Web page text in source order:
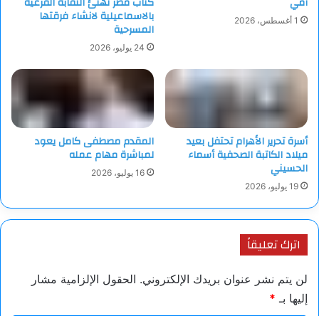
تركيا الذي يعود إلى 9500 عام قبل الميلاد، وهرم غونونغ بادانغ في
إندونيسيا الذي قد يكون أقدم من ذلك بكثير.
وهذه الاكتشافات مجتمعة تفتح الباب أمام إمكانية إعادة كتابة تاريخ
الحضارة البشرية، وتطرح أسئلة محيرة عن قدرات المجتمعات
القديمة التي سبقت الحضارات المعروفة.
ويبقى نصب يوناغوني أحد أكثر الألغاز الأثرية إثارة في عصرنا. وسواء
أكان من صنع الطبيعة أم الإنسان، فإنه يحمل في طياته إمكانية تغيير
فهمنا لتاريخ البشرية.
وما يزال العلم يحاول فك شفرات هذا اللغز.
1 أغسطس، 2026 بالاسماعيلية لانشاء فرقتها
المسرحية
24 يوليو، 2026
أسرة تحرير الأهرام تحتفل بعيد
ميلاد الكاتبة الصحفية أسماء
الحسيني
19 يوليو، 2026
المقدم مصطفى كامل يعود
لمباشرة مهام عمله
16 يوليو، 2026
اترك تعليقاً
لن يتم نشر عنوان بريدك الإلكتروني. الحقول الإلزامية مشار
إليها بـ *